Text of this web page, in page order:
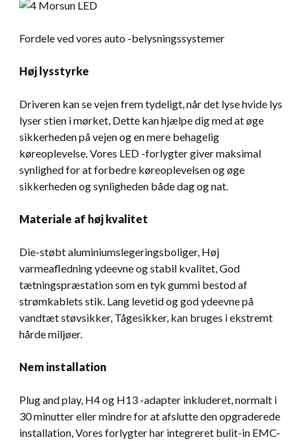
Fordele ved vores auto -belysningssystemer
Høj lysstyrke
Driveren kan se vejen frem tydeligt, når det lyse hvide lys
lyser stien i mørket, Dette kan hjælpe dig med at øge
sikkerheden på vejen og en mere behagelig
køreoplevelse. Vores LED -forlygter giver maksimal
synlighed for at forbedre køreoplevelsen og øge
sikkerheden og synligheden både dag og nat.
Materiale af høj kvalitet
Die-støbt aluminiumslegeringsboliger, Høj
varmeafledning ydeevne og stabil kvalitet, God
tætningspræstation som en tyk gummi bestod af
strømkablets stik. Lang levetid og god ydeevne på
vandtæt støvsikker, Tågesikker, kan bruges i ekstremt
hårde miljøer.
Nem installation
Plug and play, H4 og H13 -adapter inkluderet, normalt i
30 minutter eller mindre for at afslutte den opgraderede
installation, Vores forlygter har integreret bulit-in EMC-